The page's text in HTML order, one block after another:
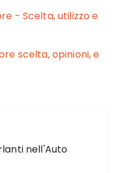
- Scelta, utilizzo e
scelta, opinioni, e
nell'Auto